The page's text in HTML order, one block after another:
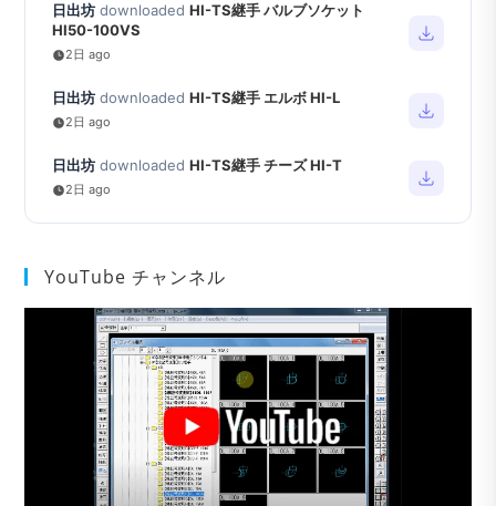
日出坊 downloaded HI-TS継手 バルブソケット
HI50-100VS
2日 ago
日出坊 downloaded HI-TS継手 エルボ HI-L
2日 ago
日出坊 downloaded HI-TS継手 チーズ HI-T
2日 ago
YouTube チャンネル